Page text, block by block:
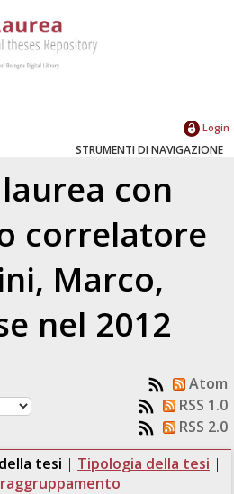
Login
STRUMENTI DI NAVIGAZIONE
con
correlatore
Marco,
nel 2012
Atom
RSS 1.0
RSS 2.0
tesi | Tipologia della tesi |